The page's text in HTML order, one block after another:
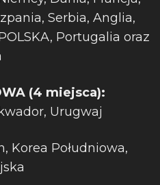
Serbia, Anglia,
Portugalia oraz
(4 miejsca):
Urugwaj
Korea Południowa,